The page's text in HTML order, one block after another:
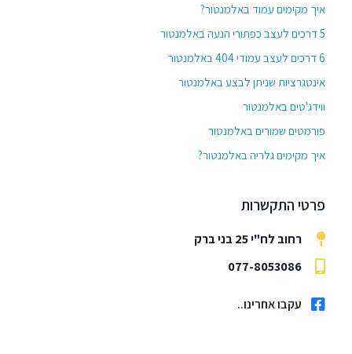
איך מקימים עמוד באלמנטור?
5 דרכים לעצב כפתורי הנעה באלמנטור
6 דרכים לעצב עמודי 404 באלמנטור
אינטגרציות שניתן לבצע באלמנטור
ווידג'טים באלמנטור
פורמטים שמורים באלמנטור
איך מקימים גלריה באלמנטור?
פרטי התקשרות
רחוב לח"י 25 בני ברק
077-8053086
עקבו אחרינו..